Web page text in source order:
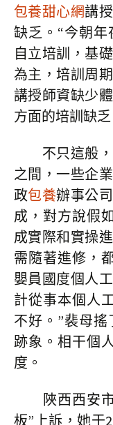
包養甜心網講
缺乏。“今朝
自立培訓，基
為主，培訓周
講授師資缺少
方面的培訓缺乏
不只這般，
之間，一些企
政包養辦事公
成，對方說假
成實際和實操
需隨著進修，
嬰員國度個人
計從事本個人
不好。”裴母
跡象。相干個
度。
陜西西安市
板”上訴，她于